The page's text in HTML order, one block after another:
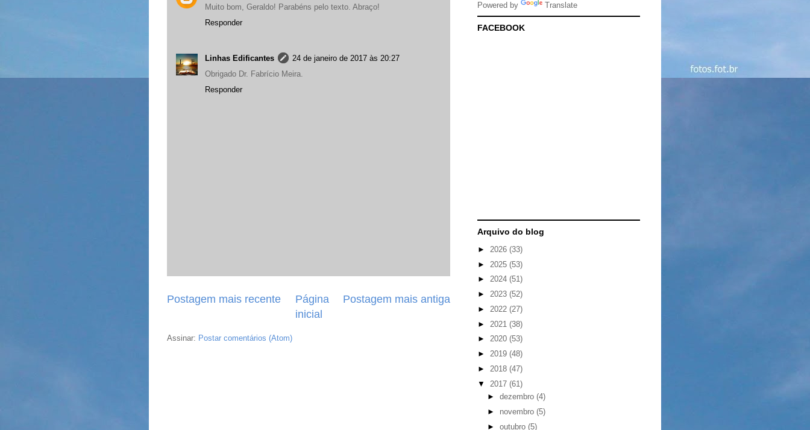
Muito bom, Geraldo! Parabéns pelo texto. Abraço!
Responder
Linhas Edificantes
24 de janeiro de 2017 às 20:27
Obrigado Dr. Fabrício Meira.
Responder
Postagem mais recente Postagem mais antiga
Página
inicial
Assinar: Postar comentários (Atom)
Powered by Translate
FACEBOOK
Arquivo do blog
► 2026 (33)
► 2025 (53)
► 2024 (51)
► 2023 (52)
► 2022 (27)
► 2021 (38)
► 2020 (53)
► 2019 (48)
► 2018 (47)
▼ 2017 (61)
► dezembro (4)
► novembro (5)
► outubro (5)